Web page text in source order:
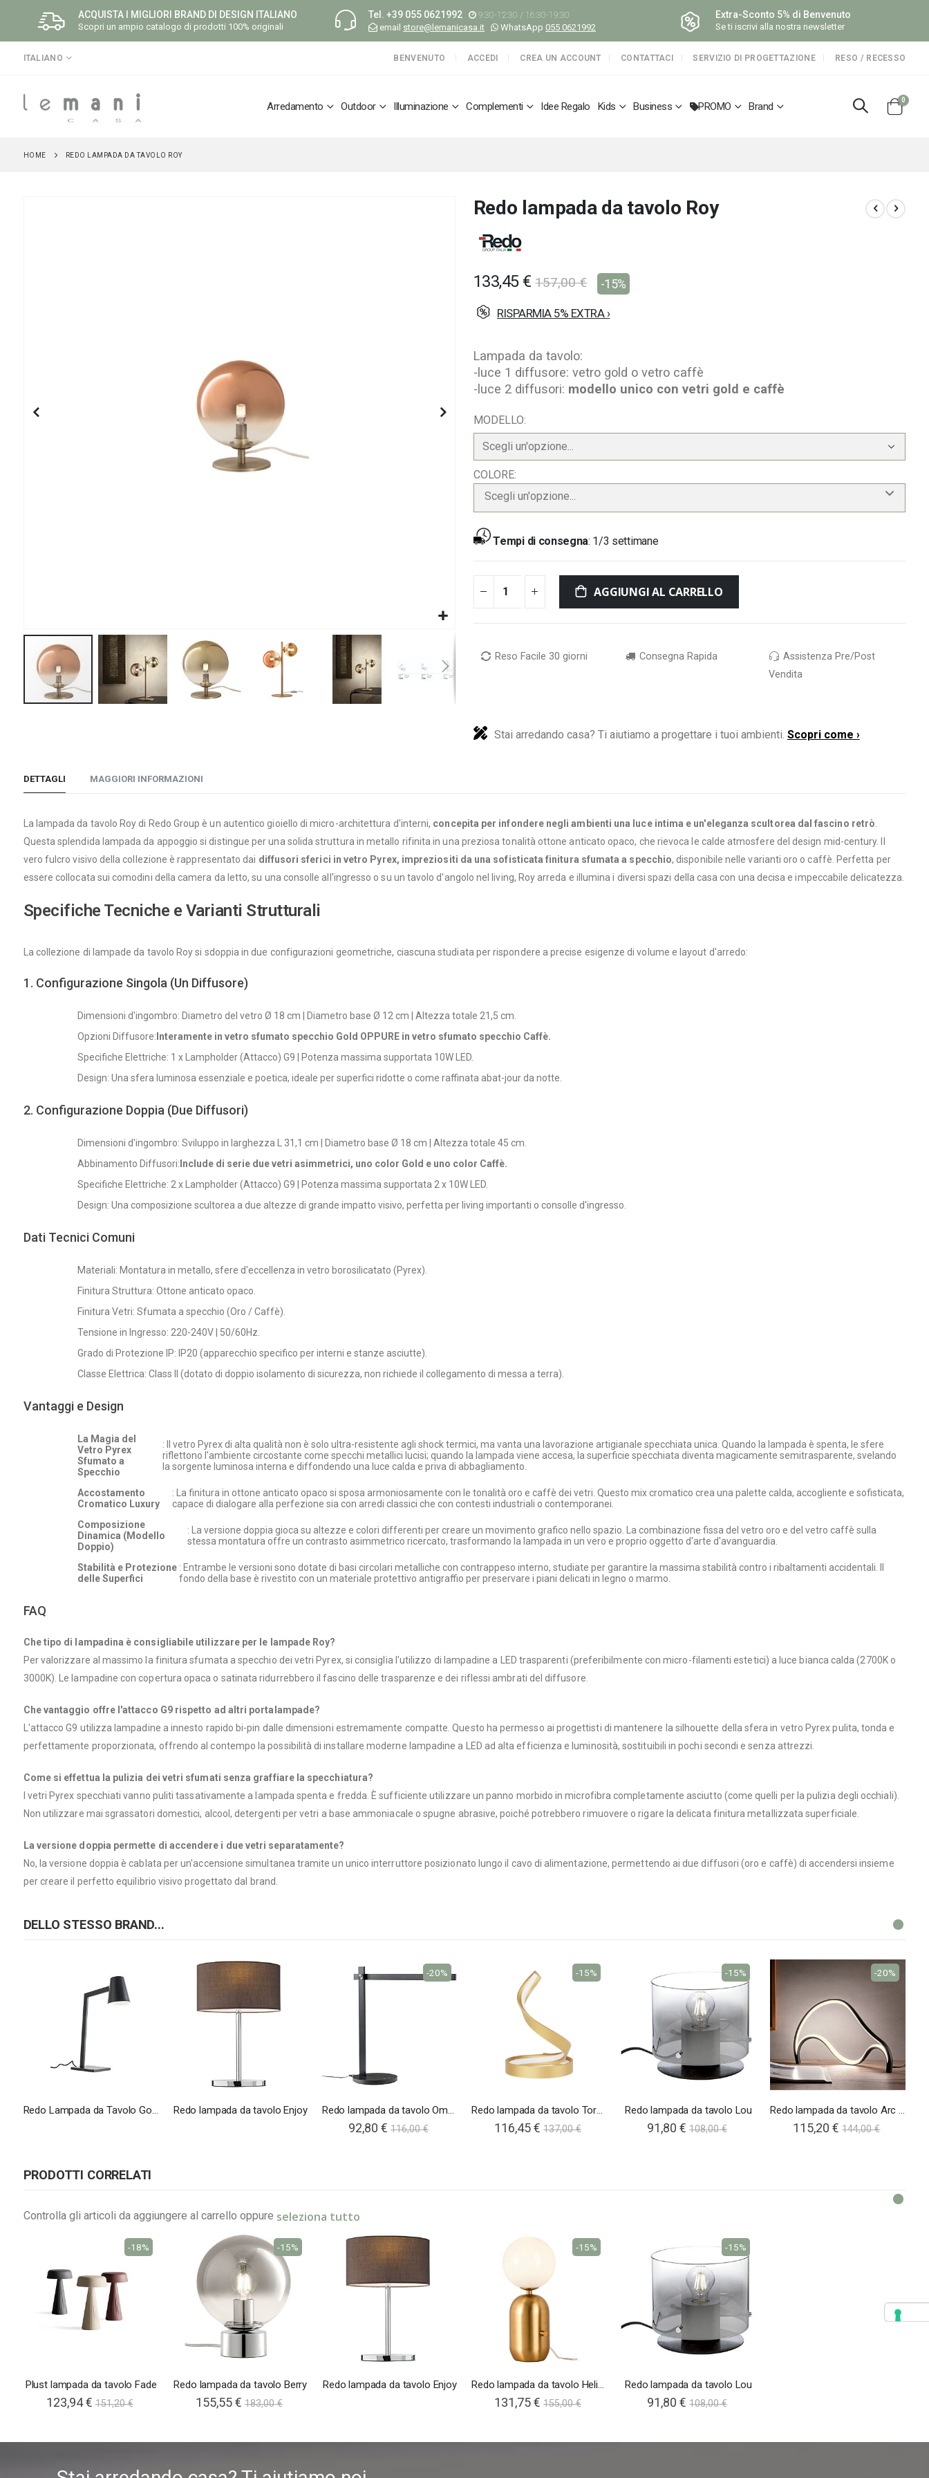
ACQUISTA I MIGLIORI BRAND DI DESIGN ITALIANO
Scopri un ampio catalogo di prodotti 100% originali
Tel. +39 055 0621992
9:30-12:30 / 16:30-19:30
email store@lemanicasa.it WhatsApp 055 0621992
Extra-Sconto 5% di Benvenuto
Se ti iscrivi alla nostra newsletter
LINGUA
ITALIANO BENVENUTO ACCEDI CREA UN ACCOUNT CONTATTACI SERVIZIO DI PROGETTAZIONE RESO / RECESSO
Arredamento Outdoor Illuminazione Complementi Idee Regalo Kids Business PROMO Brand
Cart
0
HOME REDO LAMPADA DA TAVOLO ROY
di
immagini
Redo lampada da tavolo Roy
133,45 € 157,00 € -15%
RISPARMIA 5% EXTRA ›
Lampada da tavolo:
-luce 1 diffusore: vetro gold o vetro caffè
-luce 2 diffusori: modello unico con vetri gold e caffè
MODELLO
COLORE
Scegli un'opzione...
Tempi di consegna: 1/3 settimane
AGGIUNGI AL CARRELLO
Reso Facile 30 giorni Consegna Rapida
Assistenza Pre/Post
Vendita
Stai arredando casa? Ti aiutiamo a progettare i tuoi ambienti. Scopri come ›
DETTAGLI
La lampada da tavolo Roy di Redo Group è un autentico gioiello di micro-architettura d'interni, concepita per infondere negli ambienti una luce intima e un'eleganza scultorea dal fascino retrò
Questa splendida lampada da appoggio si distingue per una solida struttura in metallo rifinita in una preziosa tonalità ottone anticato opaco, che rievoca le calde atmosfere del design mid-century. Il
vero fulcro visivo della collezione è rappresentato dai diffusori sferici in vetro Pyrex, impreziositi da una sofisticata finitura sfumata a specchio, disponibile nelle varianti oro o caffè. Perfetta per
essere collocata sui comodini della camera da letto, su una consolle all'ingresso o su un tavolo d'angolo nel living, Roy arreda e illumina i diversi spazi della casa con una decisa e impeccabile delicatezza.
Specifiche Tecniche e Varianti Strutturali
La collezione di lampade da tavolo Roy si sdoppia in due configurazioni geometriche, ciascuna studiata per rispondere a precise esigenze di volume e layout d'arredo:
1. Configurazione Singola (Un Diffusore)
Dimensioni d'ingombro: Diametro del vetro Ø 18 cm | Diametro base Ø 12 cm | Altezza totale 21,5 cm.
Opzioni Diffusore:Interamente in vetro sfumato specchio Gold OPPURE in vetro sfumato specchio Caffè.
Specifiche Elettriche: 1 x Lampholder (Attacco) G9 | Potenza massima supportata 10W LED.
Design: Una sfera luminosa essenziale e poetica, ideale per superfici ridotte o come raffinata abat-jour da notte.
2. Configurazione Doppia (Due Diffusori)
Dimensioni d'ingombro: Sviluppo in larghezza L 31,1 cm | Diametro base Ø 18 cm | Altezza totale 45 cm.
Abbinamento Diffusori:Include di serie due vetri asimmetrici, uno color Gold e uno color Caffè.
Specifiche Elettriche: 2 x Lampholder (Attacco) G9 | Potenza massima supportata 2 x 10W LED.
Design: Una composizione scultorea a due altezze di grande impatto visivo, perfetta per living importanti o consolle d'ingresso.
Dati Tecnici Comuni
Materiali: Montatura in metallo, sfere d'eccellenza in vetro borosilicatato (Pyrex).
Finitura Struttura: Ottone anticato opaco.
Finitura Vetri: Sfumata a specchio (Oro / Caffè).
Tensione in Ingresso: 220-240V | 50/60Hz.
Grado di Protezione IP: IP20 (apparecchio specifico per interni e stanze asciutte).
Classe Elettrica: Class II (dotato di doppio isolamento di sicurezza, non richiede il collegamento di messa a terra).
Vantaggi e Design
La Magia del
Vetro Pyrex
Sfumato a
Specchio
: Il vetro Pyrex di alta qualità non è solo ultra-resistente agli shock termici, ma vanta una lavorazione artigianale specchiata unica. Quando la lampada è spenta, le sfere
riflettono l'ambiente circostante come specchi metallici lucisi; quando la lampada viene accesa, la superficie specchiata diventa magicamente semitrasparente, svelando
la sorgente luminosa interna e diffondendo una luce calda e priva di abbagliamento.
Accostamento
Cromatico Luxury
: La finitura in ottone anticato opaco si sposa armoniosamente con le tonalità oro e caffè dei vetri. Questo mix cromatico crea una palette calda, accogliente e sofisticata,
capace di dialogare alla perfezione sia con arredi classici che con contesti industriali o contemporanei.
Composizione
Dinamica (Modello
Doppio)
: La versione doppia gioca su altezze e colori differenti per creare un movimento grafico nello spazio. La combinazione fissa del vetro oro e del vetro caffè sulla
stessa montatura offre un contrasto asimmetrico ricercato, trasformando la lampada in un vero e proprio oggetto d'arte d'avanguardia.
Stabilità e Protezione
delle Superfici
: Entrambe le versioni sono dotate di basi circolari metalliche con contrappeso interno, studiate per garantire la massima stabilità contro i ribaltamenti accidentali. Il
fondo della base è rivestito con un materiale protettivo antigraffio per preservare i piani delicati in legno o marmo.
FAQ
Che tipo di lampadina è consigliabile utilizzare per le lampade Roy?
Per valorizzare al massimo la finitura sfumata a specchio dei vetri Pyrex, si consiglia l'utilizzo di lampadine a LED trasparenti (preferibilmente con micro-filamenti estetici) a luce bianca calda (2700K o
3000K). Le lampadine con copertura opaca o satinata ridurrebbero il fascino delle trasparenze e dei riflessi ambrati del diffusore.
Che vantaggio offre l'attacco G9 rispetto ad altri portalampade?
L'attacco G9 utilizza lampadine a innesto rapido bi-pin dalle dimensioni estremamente compatte. Questo ha permesso ai progettisti di mantenere la silhouette della sfera in vetro Pyrex pulita, tonda e
perfettamente proporzionata, offrendo al contempo la possibilità di installare moderne lampadine a LED ad alta efficienza e luminosità, sostituibili in pochi secondi e senza attrezzi.
Come si effettua la pulizia dei vetri sfumati senza graffiare la specchiatura?
I vetri Pyrex specchiati vanno puliti tassativamente a lampada spenta e fredda. È sufficiente utilizzare un panno morbido in microfibra completamente asciutto (come quelli per la pulizia degli occhiali).
Non utilizzare mai sgrassatori domestici, alcool, detergenti per vetri a base ammoniacale o spugne abrasive, poiché potrebbero rimuovere o rigare la delicata finitura metallizzata superficiale.
La versione doppia permette di accendere i due vetri separatamente?
No, la versione doppia è cablata per un'accensione simultanea tramite un unico interruttore posizionato lungo il cavo di alimentazione, permettendo ai due diffusori (oro e caffè) di accendersi insieme
per creare il perfetto equilibrio visivo progettato dal brand.
MAGGIORI INFORMAZIONI
DELLO STESSO BRAND...
Redo Lampada da Tavolo Gong Redo lampada da tavolo Enjoy Redo lampada da tavolo Omeo
92,80 € 116,00 €
-20%
Redo lampada da tavolo Torsion
116,45 € 137,00 €
-15%
Redo lampada da tavolo Lou
91,80 € 108,00 €
-15%
Redo lampada da tavolo Arc tempest
115,20 € 144,00 €
-20%
PRODOTTI CORRELATI
Controlla gli articoli da aggiungere al carrello oppure seleziona tutto
Plust lampada da tavolo Fade
123,94 € 151,20 €
-18%
Redo lampada da tavolo Berry
155,55 € 183,00 €
-15%
Redo lampada da tavolo Enjoy Redo lampada da tavolo Helios
131,75 € 155,00 €
-15%
Redo lampada da tavolo Lou
91,80 € 108,00 €
-15%